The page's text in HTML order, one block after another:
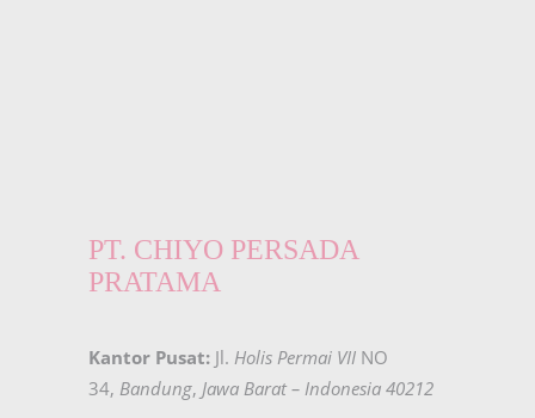
PT. CHIYO PERSADA
PRATAMA
Kantor Pusat: Jl. Holis Permai VII NO
34, Bandung, Jawa Barat – Indonesia 40212